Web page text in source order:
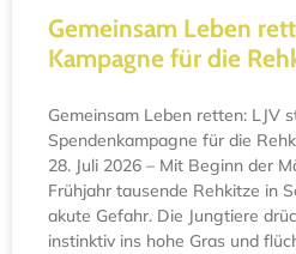
Gemeinsam Leben
Kampagne für die
Gemeinsam Leben retten: LJV
Spendenkampagne für die
28. Juli 2026 – Mit Beginn der
Frühjahr tausende Rehkitze in
akute Gefahr. Die Jungtiere
instinktiv ins hohe Gras und